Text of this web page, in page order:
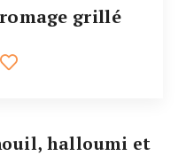
grillé
halloumi et